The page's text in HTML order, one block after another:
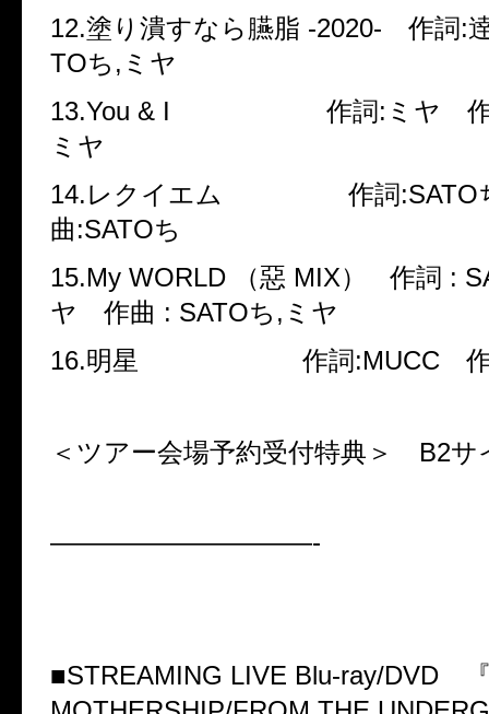
12.塗り潰すなら臙脂 -2020- 作詞:
TOち,ミヤ
13.You & I 作詞:ミヤ 作曲
ミヤ
14.レクイエム 作詞:SATO
曲:SATOち
15.My WORLD （惡 MIX） 作詞 :
ヤ 作曲 : SATOち,ミヤ
16.明星 作詞:MUCC 作
＜ツアー会場予約受付特典＞ B2サ
——————————-
■STREAMING LIVE Blu-ray/DVD